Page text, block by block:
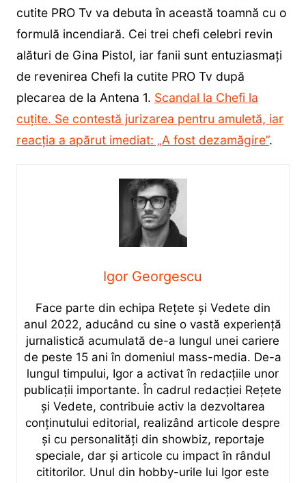
cutite PRO Tv va debuta în această toamnă cu o
formulă incendiară. Cei trei chefi celebri revin
alături de Gina Pistol, iar fanii sunt entuziasmați
de revenirea Chefi la cutite PRO Tv după
plecarea de la Antena 1. Scandal la Chefi la
cuțite. Se contestă jurizarea pentru amuletă, iar
reacția a apărut imediat: „A fost dezamăgire”.
Igor Georgescu
Face parte din echipa Rețete și Vedete din
anul 2022, aducând cu sine o vastă experiență
jurnalistică acumulată de-a lungul unei cariere
de peste 15 ani în domeniul mass-media. De-a
lungul timpului, Igor a activat în redacțiile unor
publicații importante. În cadrul redacției Rețete
și Vedete, contribuie activ la dezvoltarea
conținutului editorial, realizând articole despre
și cu personalități din showbiz, reportaje
speciale, dar și articole cu impact în rândul
cititorilor. Unul din hobby-urile lui Igor este